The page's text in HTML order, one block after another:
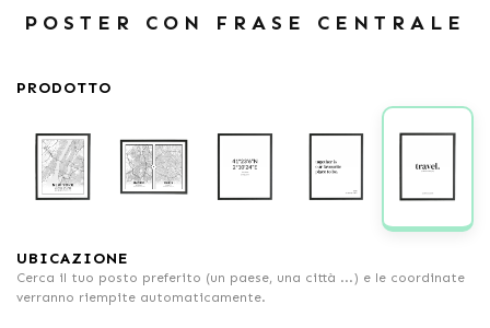
POSTER CON FRASE CENTRALE
PRODOTTO
UBICAZIONE
Cerca il tuo posto preferito (un paese, una città ...) e le coordinate
verranno riempite automaticamente.